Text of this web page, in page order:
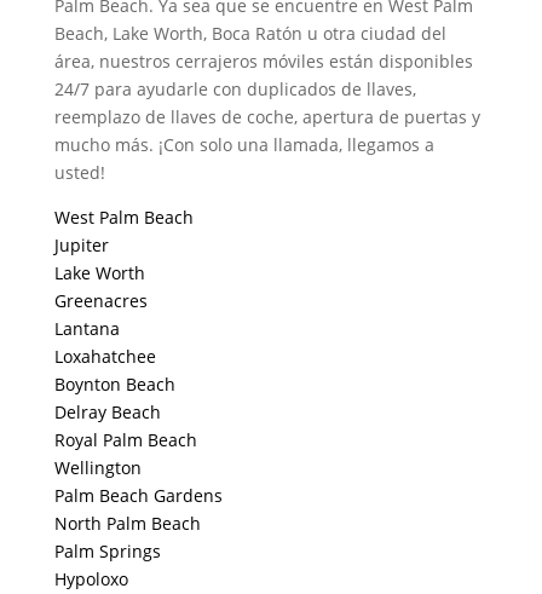
Palm Beach. Ya sea que se encuentre en West Palm
Beach, Lake Worth, Boca Ratón u otra ciudad del
área, nuestros cerrajeros móviles están disponibles
24/7 para ayudarle con duplicados de llaves,
reemplazo de llaves de coche, apertura de puertas y
mucho más. ¡Con solo una llamada, llegamos a
usted!
West Palm Beach
Jupiter
Lake Worth
Greenacres
Lantana
Loxahatchee
Boynton Beach
Delray Beach
Royal Palm Beach
Wellington
Palm Beach Gardens
North Palm Beach
Palm Springs
Hypoloxo